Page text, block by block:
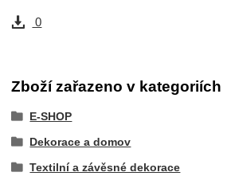
0
Zboží zařazeno v kategoriích
E-SHOP
Dekorace a domov
Textilní a závěsné dekorace